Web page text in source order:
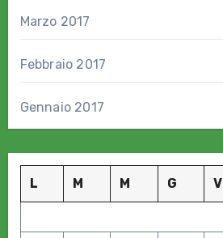
Marzo 2017
Febbraio 2017
Gennaio 2017
L M M G V